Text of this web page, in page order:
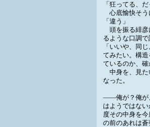
「狂ってる、
心底愉快そう
「違う」
頭を振る緋彦
るような口調で
「いいや、同
てみたい。構
ているのか、
中身を、見た
なった。
――俺が？俺が
はようではな
度その中身を
の前のあれは